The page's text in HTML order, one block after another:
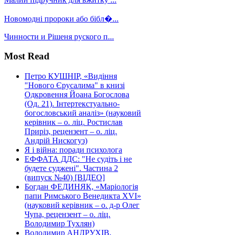
Новомодні пророки або бібл�...
Чинности и Рішеня руского п...
Most Read
Петро КУШНІР, «Видіння
"Нового Єрусалима" в книзі
Одкровення Йоана Богослова
(Од. 21). Інтертекстуально-
богословський аналіз» (науковий
керівник – о. ліц. Ростислав
Приріз, рецензент – о. ліц.
Андрій Нискогуз)
Я і війна: поради психолога
ЕФФАТА ДДС: "Не судіть і не
будете суджені". Частина 2
(випуск №40) [ВІДЕО]
Богдан ФЕДИНЯК, «Маріологія
папи Римського Венедикта XVI»
(науковий керівник – о. д-р Олег
Чупа, рецензент – о. ліц.
Володимир Тухлян)
Володимир АНДРУХІВ,